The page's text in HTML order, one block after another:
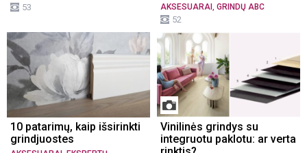
53 AKSESUARAI GRINDŲ ABC
52
10 patarimų, kaip išsirinkti
grindjuostes
Vinilinės grindys su
integruotu paklotu: ar verta